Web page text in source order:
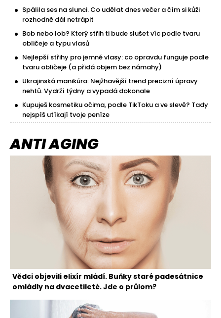
Spálila ses na slunci. Co udělat dnes večer a čím si kůži
rozhodně dál netrápit
Bob nebo lob? Který střih ti bude slušet víc podle tvaru
obličeje a typu vlasů
Nejlepší střihy pro jemné vlasy: co opravdu funguje podle
tvaru obličeje (a přidá objem bez námahy)
Ukrajinská manikúra: Nejžhavější trend precizní úpravy
nehtů. Vydrží týdny a vypadá dokonale
Kupuješ kosmetiku očima, podle TikToku a ve slevě? Tady
nejspíš utíkají tvoje peníze
ANTI AGING
Vědci objevili elixír mládí. Buňky staré padesátnice
omládly na dvacetileté. Jde o průlom?